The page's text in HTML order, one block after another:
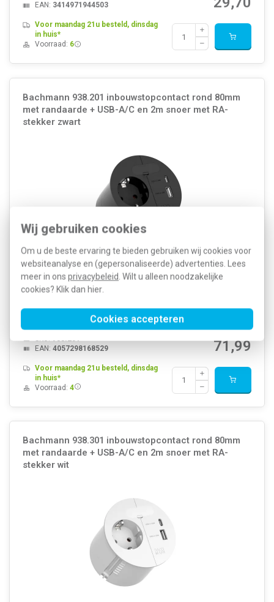
Wij gebruiken cookies
Om u de beste ervaring te bieden gebruiken wij cookies voor
websiteanalyse en (gepersonaliseerde) advertenties. Lees
meer in ons privacybeleid. Wilt u alleen noodzakelijke
cookies? Klik dan hier.
Cookies accepteren
EAN: 3414971944503
Voor maandag 21u besteld, dinsdag
in huis*
Voorraad: 6
Bachmann 938.201 inbouwstopcontact rond 80mm
met randaarde + USB-A/C en 2m snoer met RA-
stekker zwart
Bachmann inbouwstopcontact, rond, zwart. Voorzien van 1
stopcontact met randaarde, 2 USB poorten (1x USB-A en 1x USB-C),
geïntegreerde kabeldoorvoer en 2 meter snoer (+ RA-stekker).
mm.Meer informatie »
71,99
Artikelnummer:575177
EAN: 4057298168529
Voor maandag 21u besteld, dinsdag
in huis*
Voorraad: 4
Bachmann 938.301 inbouwstopcontact rond 80mm
met randaarde + USB-A/C en 2m snoer met RA-
stekker wit